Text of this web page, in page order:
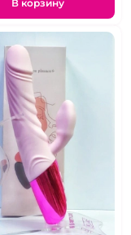
В корзину